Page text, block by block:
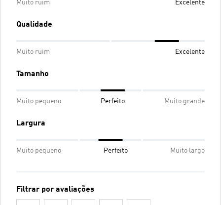
Muito ruim Excelente
Qualidade
Muito ruim Excelente
Tamanho
Muito pequeno Perfeito Muito grande
Largura
Muito pequeno Perfeito Muito largo
Filtrar por avaliações